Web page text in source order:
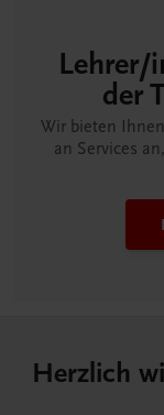
Lehrer/
der
Wir bieten
an Services
Herzlich